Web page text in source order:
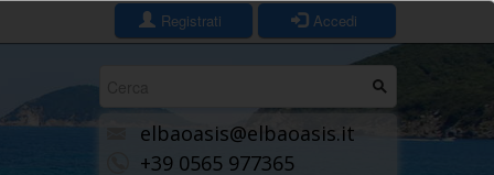
Registrati Accedi
di
ricerca
elbaoasis@elbaoasis.it
+39 0565 977365